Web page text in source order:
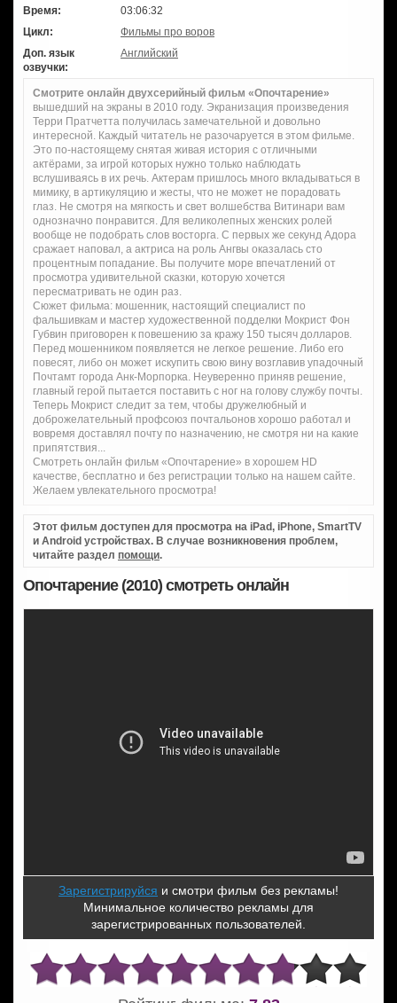
Время:
03:06:32
Цикл:
Фильмы про воров
Доп. язык
озвучки:
Английский
Смотрите онлайн двухсерийный фильм «Опочтарение»
вышедший на экраны в 2010 году. Экранизация произведения
Терри Пратчетта получилась замечательной и довольно
интересной. Каждый читатель не разочаруется в этом фильме.
Это по-настоящему снятая живая история с отличными
актёрами, за игрой которых нужно только наблюдать
вслушиваясь в их речь. Актерам пришлось много вкладываться в
мимику, в артикуляцию и жесты, что не может не порадовать
глаз. Не смотря на мягкость и свет волшебства Витинари вам
однозначно понравится. Для великолепных женских ролей
вообще не подобрать слов восторга. С первых же секунд Адора
сражает наповал, а актриса на роль Ангвы оказалась сто
процентным попадание. Вы получите море впечатлений от
просмотра удивительной сказки, которую хочется
пересматривать не один раз.
Сюжет фильма: мошенник, настоящий специалист по
фальшивкам и мастер художественной подделки Мокрист Фон
Губвин приговорен к повешению за кражу 150 тысяч долларов.
Перед мошенником появляется не легкое решение. Либо его
повесят, либо он может искупить свою вину возглавив упадочный
Почтамт города Анк-Морпорка. Неуверенно приняв решение,
главный герой пытается поставить с ног на голову службу почты.
Теперь Мокрист следит за тем, чтобы дружелюбный и
доброжелательный профсоюз почтальонов хорошо работал и
вовремя доставлял почту по назначению, не смотря ни на какие
припятствия...
Смотреть онлайн фильм «Опочтарение» в хорошем HD
качестве, бесплатно и без регистрации только на нашем сайте.
Желаем увлекательного просмотра!
Этот фильм доступен для просмотра на iPad, iPhone, SmartTV
и Android устройствах. В случае возникновения проблем,
читайте раздел помощи.
Опочтарение (2010) смотреть онлайн
Зарегистрируйся и смотри фильм без рекламы!
Минимальное количество рекламы для
зарегистрированных пользователей.